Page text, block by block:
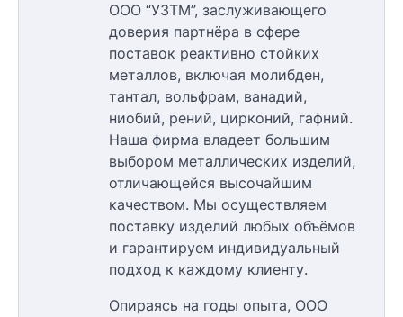
ООО “УЗТМ”, заслуживающего
доверия партнёра в сфере
поставок реактивно стойких
металлов, включая молибден,
тантал, вольфрам, ванадий,
ниобий, рений, цирконий, гафний.
Наша фирма владеет большим
выбором металлических изделий,
отличающейся высочайшим
качеством. Мы осуществляем
поставку изделий любых объёмов
и гарантируем индивидуальный
подход к каждому клиенту.
Опираясь на годы опыта, ООО